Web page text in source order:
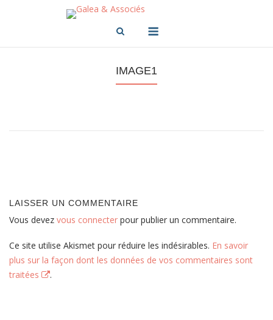
IMAGE1
navigation
LAISSER UN COMMENTAIRE
Vous devez vous connecter pour publier un commentaire.
Ce site utilise Akismet pour réduire les indésirables. En savoir
plus sur la façon dont les données de vos commentaires sont
traitées
.